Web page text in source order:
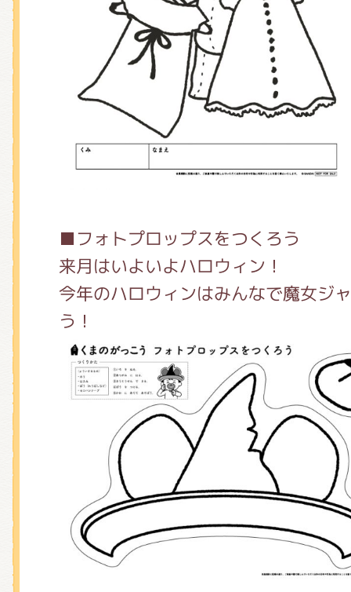
■フォトプロップスをつくろう
来月はいよいよハロウィン！
今年のハロウィンはみんなで魔女ジ
う！